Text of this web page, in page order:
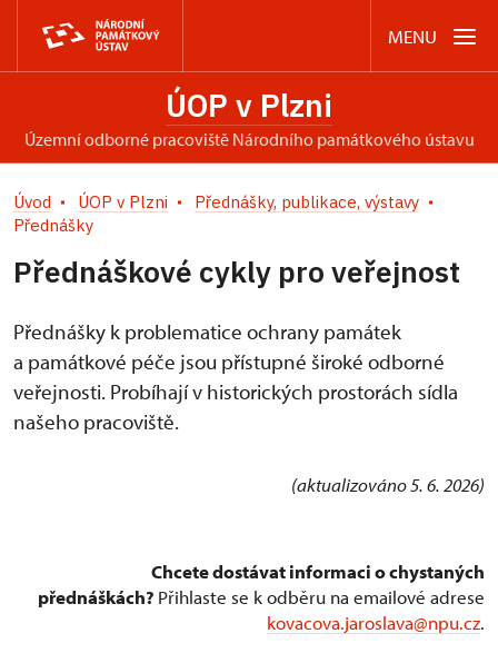
MENU
ÚOP v Plzni
územní odborné pracoviště Národního památkového ústavu
Úvod ÚOP v Plzni
Přednášky, publikace, výstavy
Přednášky
Přednáškové cykly pro veřejnost
Přednášky k problematice ochrany památek
a památkové péče jsou přístupné široké odborné
veřejnosti. Probíhají v historických prostorách sídla
našeho pracoviště.
(aktualizováno 5. 6. 2026)
Chcete dostávat informaci o chystaných
přednáškách? Přihlaste se k odběru na emailové adrese
kovacova.jaroslava@npu.cz.